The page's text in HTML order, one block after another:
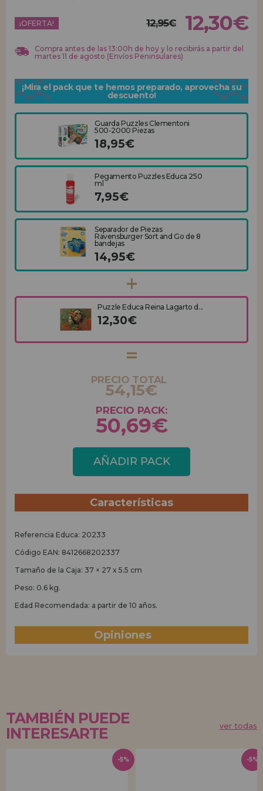
REGISTRO DISTRIBUIDOR
¡OFERTA! 12,95€ 12,30€
Compra antes de las 13:00h de hoy y lo recibirás a partir del
martes 11 de agosto (Envíos Peninsulares)
¡Mira el pack que te hemos preparado, aprovecha su
descuento!
Guarda Puzzles Clementoni
500-2000 Piezas
18,95€
Pegamento Puzzles Educa 250
ml
7,95€
Separador de Piezas
Ravensburger Sort and Go de 8
bandejas
14,95€
Puzzle Educa Reina Lagarto d...
12,30€
PRECIO TOTAL
54,15€
PRECIO PACK:
50,69€
AÑADIR PACK
Características
Referencia Educa: 20233
Código EAN: 8412668202337
Tamaño de la Caja: 37 × 27 x 5.5 cm
Peso: 0.6 kg.
Edad Recomendada: a partir de 10 años.
Opiniones
TAMBIÉN PUEDE
INTERESARTE
ver todas
-5% -5%